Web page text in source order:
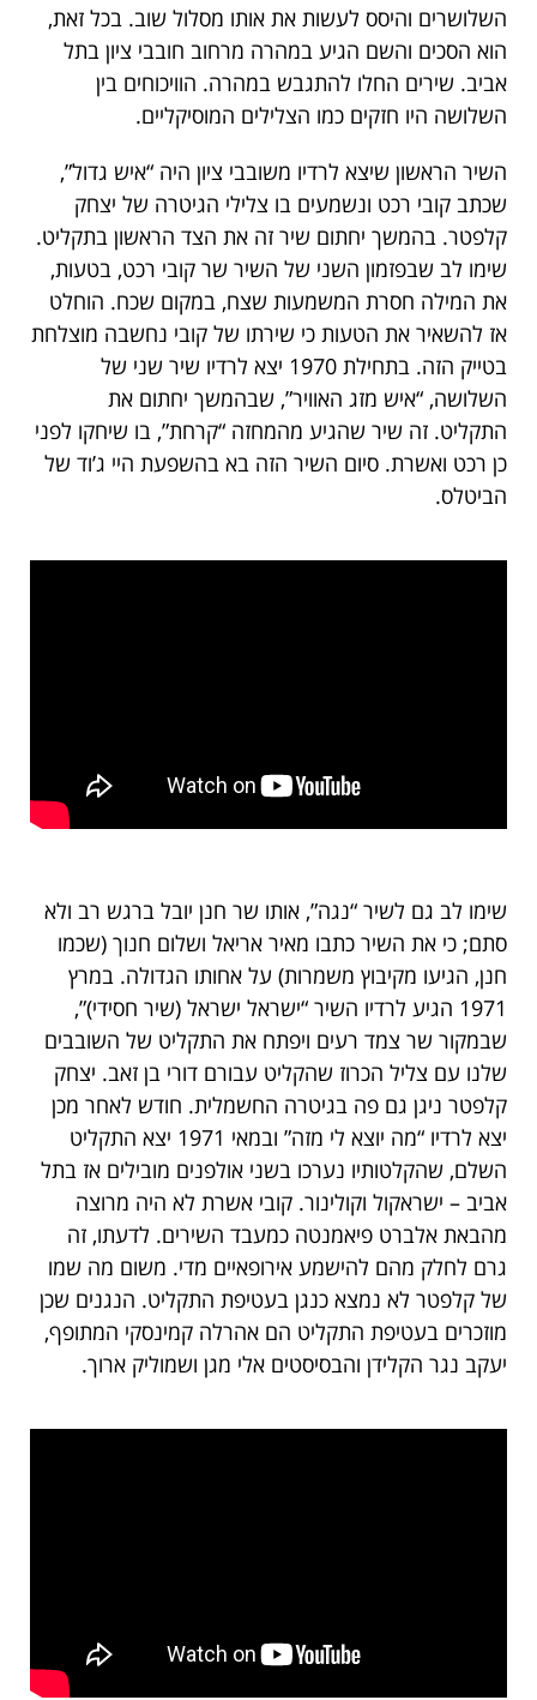
השלושרים והיסס לעשות את אותו מסלול שוב. בכל זאת,
הוא הסכים והשם הגיע במהרה מרחוב חובבי ציון בתל
אביב. שירים החלו להתגבש במהרה. הוויכוחים בין
השלושה היו חזקים כמו הצלילים המוסיקליים.
השיר הראשון שיצא לרדיו משובבי ציון היה “איש גדול”,
שכתב קובי רכט ונשמעים בו צלילי הגיטרה של יצחק
קלפטר. בהמשך יחתום שיר זה את הצד הראשון בתקליט.
שימו לב שבפזמון השני של השיר שר קובי רכט, בטעות,
את המילה חסרת המשמעות שצח, במקום שכח. הוחלט
אז להשאיר את הטעות כי שירתו של קובי נחשבה מוצלחת
בטייק הזה. בתחילת 1970 יצא לרדיו שיר שני של
השלושה, “איש מזג האוויר”, שבהמשך יחתום את
התקליט. זה שיר שהגיע מהמחזה “קרחת”, בו שיחקו לפני
כן רכט ואשרת. סיום השיר הזה בא בהשפעת היי ג’וד של
הביטלס.
שימו לב גם לשיר “נגה”, אותו שר חנן יובל ברגש רב ולא
סתם; כי את השיר כתבו מאיר אריאל ושלום חנוך (שכמו
חנן, הגיעו מקיבוץ משמרות) על אחותו הגדולה. במרץ
1971 הגיע לרדיו השיר “ישראל ישראל (שיר חסידי)”,
שבמקור שר צמד רעים ויפתח את התקליט של השובבים
שלנו עם צליל הכרוז שהקליט עבורם דורי בן זאב. יצחק
קלפטר ניגן גם פה בגיטרה החשמלית. חודש לאחר מכן
יצא לרדיו “מה יוצא לי מזה” ובמאי 1971 יצא התקליט
השלם, שהקלטותיו נערכו בשני אולפנים מובילים אז בתל
אביב – ישראקול וקולינור. קובי אשרת לא היה מרוצה
מהבאת אלברט פיאמנטה כמעבד השירים. לדעתו, זה
גרם לחלק מהם להישמע אירופאיים מדי. משום מה שמו
של קלפטר לא נמצא כנגן בעטיפת התקליט. הנגנים שכן
מוזכרים בעטיפת התקליט הם אהרלה קמינסקי המתופף,
יעקב נגר הקלידן והבסיסטים אלי מגן ושמוליק ארוך.